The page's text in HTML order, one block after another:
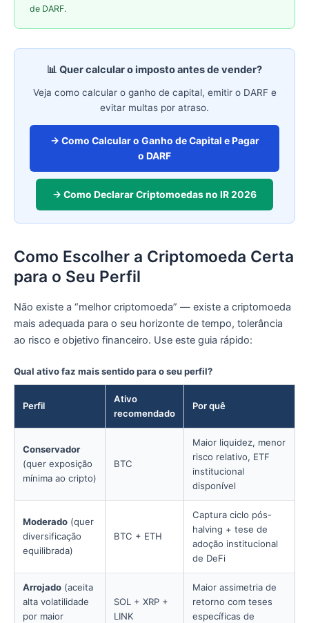
de DARF.
📊 Quer calcular o imposto antes de vender?
Veja como calcular o ganho de capital, emitir o DARF e
evitar multas por atraso.
→ Como Calcular o Ganho de Capital e Pagar
o DARF
→ Como Declarar Criptomoedas no IR 2026
Como Escolher a Criptomoeda Certa
para o Seu Perfil
Não existe a “melhor criptomoeda” — existe a criptomoeda
mais adequada para o seu horizonte de tempo, tolerância
ao risco e objetivo financeiro. Use este guia rápido:
Qual ativo faz mais sentido para o seu perfil?
Perfil
Ativo
recomendado
Por quê
Conservador
(quer exposição
mínima ao cripto)
BTC
Maior liquidez, menor
risco relativo, ETF
institucional
disponível
Moderado (quer
diversificação
equilibrada)
BTC + ETH
Captura ciclo pós-
halving + tese de
adoção institucional
de DeFi
Arrojado (aceita
alta volatilidade
por maior
SOL + XRP +
LINK
Maior assimetria de
retorno com teses
específicas de